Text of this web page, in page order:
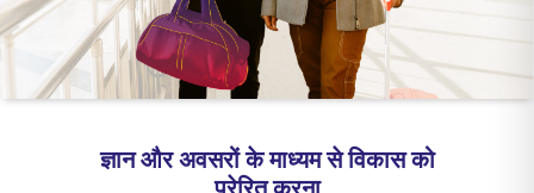
ENGLISH
ऑनलाइन खरीदें प्रीमियम भुगतान करें
ज्ञान और अवसरों के माध्यम से विकास को